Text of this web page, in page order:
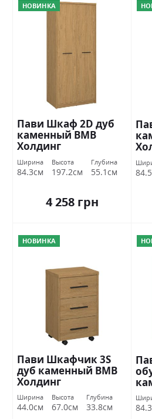
НОВИНКА
Пави Шкаф 2D дуб
каменный ВМВ
Холдинг
Ширина
84.3см
Высота
197.2см
Глубина
55.1см
4 258 грн
НОВИНКА
Пави Шкафчик 3S
дуб каменный ВМВ
Холдинг
Ширина
44.0см
Высота
67.0см
Глубина
33.8см